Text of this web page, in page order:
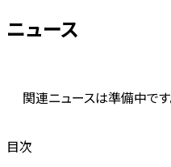
ニュース
関連ニュースは準備中です
目次